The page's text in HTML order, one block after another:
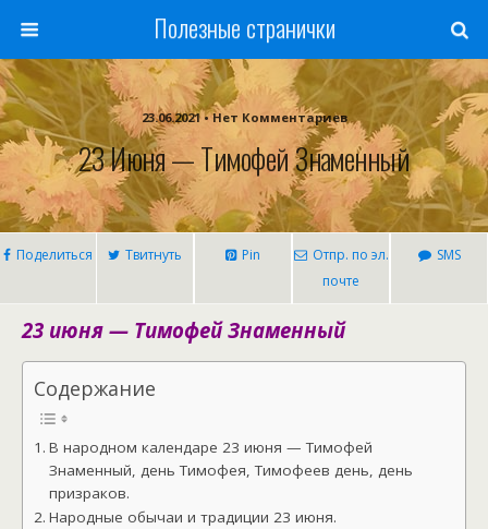
Полезные странички
23.06.2021 • Нет Комментариев
23 Июня — Тимофей Знаменный
Поделиться Твитнуть Pin
Отпр. по эл.
почте
SMS
23 июня — Тимофей Знаменный
Содержание
В народном календаре 23 июня — Тимофей
Знаменный, день Тимофея, Тимофеев день, день
призраков.
Народные обычаи и традиции 23 июня.